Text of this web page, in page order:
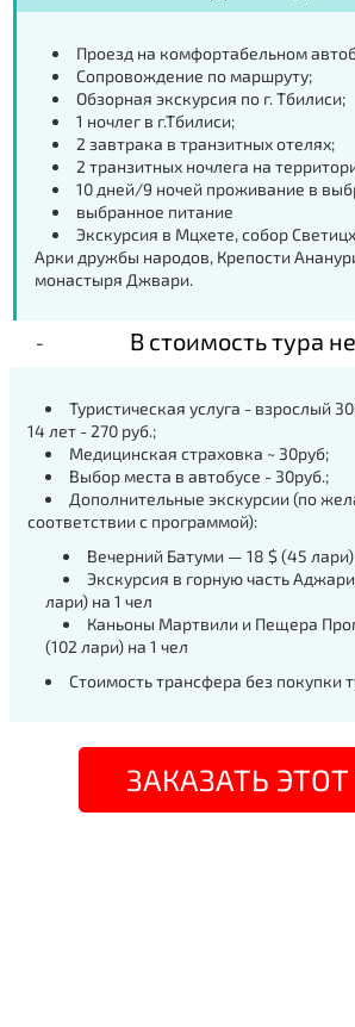
Проезд на комфортабельном
Сопровождение по маршруту;
Обзорная экскурсия по г. Тбилиси;
1 ночлег в г.Тбилиси;
2 завтрака в транзитных отелях;
2 транзитных ночлега на
10 дней/9 ночей проживание в
выбранное питание
Экскурсия в Мцхете, собор
Арки дружбы народов, Крепости
монастыря Джвари.
В стоимость тура
Туристическая услуга - взрослый
14 лет - 270 руб.;
Медицинская страховка ~ 30руб;
Выбор места в автобусе - 30руб.;
Дополнительные экскурсии (по
соответствии с программой):
Вечерний Батуми — 18 $ (45 лари)
Экскурсия в горную часть
лари) на 1 чел
Каньоны Мартвили и Пещера
(102 лари) на 1 чел
Стоимость трансфера без покупки
ЗАКАЗАТЬ ЭТОТ